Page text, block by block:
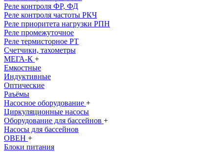
Реле контроля ФР, ФД
Реле контроля частоты РКЧ
Реле приоритета нагрузки РПН
Реле промежуточное
Реле термисторное РТ
Счетчики, тахометры
МЕГА-К +
Емкостные
Индуктивные
Оптические
Раъёмы
Насосное оборудование +
Циркуляционные насосы
Оборудование для бассейнов +
Насосы для бассейнов
ОВЕН +
Блоки питания